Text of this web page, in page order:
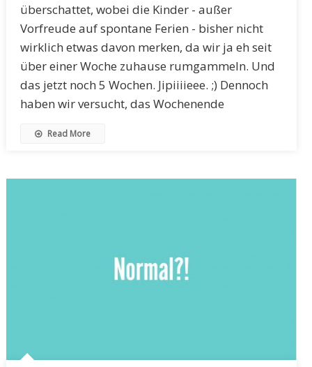
überschattet, wobei die Kinder - außer
Vorfreude auf spontane Ferien - bisher nicht
wirklich etwas davon merken, da wir ja eh seit
über einer Woche zuhause rumgammeln. Und
das jetzt noch 5 Wochen. Jipiiiieee. ;) Dennoch
haben wir versucht, das Wochenende
Read More